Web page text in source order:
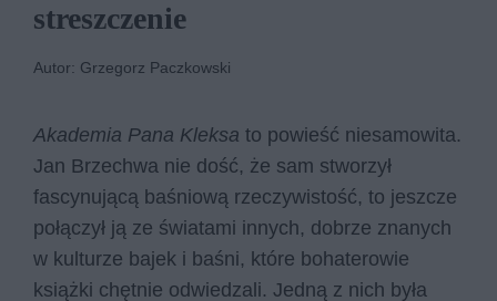
streszczenie
Autor: Grzegorz Paczkowski
Akademia Pana Kleksa to powieść niesamowita.
Jan Brzechwa nie dość, że sam stworzył
fascynującą baśniową rzeczywistość, to jeszcze
połączył ją ze światami innych, dobrze znanych
w kulturze bajek i baśni, które bohaterowie
książki chętnie odwiedzali. Jedną z nich była